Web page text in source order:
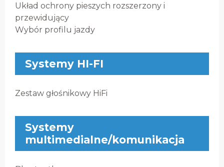
Układ ochrony pieszych rozszerzony i
przewidujący
Wybór profilu jazdy
Systemy HI-FI
Zestaw głośnikowy HiFi
Systemy
multimedialne/komunikacja